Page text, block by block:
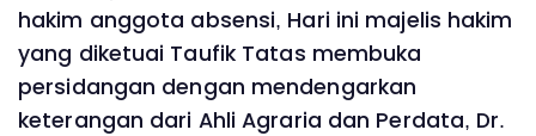
hakim anggota absensi, Hari ini majelis hakim
yang diketuai Taufik Tatas membuka
persidangan dengan mendengarkan
keterangan dari Ahli Agraria dan Perdata, Dr.